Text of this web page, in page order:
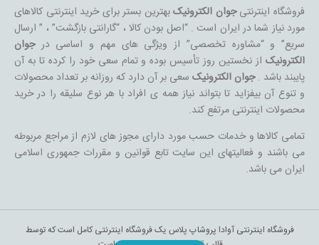
فروشگاه اینترنتیجوان الکترونیکبهترین بستر برای خرید اینترنتی کالاهای
مورد نیاز شما در ایران است . “اصل بودن کالا ، “گارانتی بازگشت” ، ” ارسال
سریع” و “مشاوره تخصصی” از ویژگی های مهم و اساسی درجوان
الکترونیکاز نخستین روز تأسیس بوده و تمام سعی خود را کرده تا به آن
پایبند باشد .جوان الکترونیکسعی بر آن دارد که روزانه بر تعداد محصولات
و تنوع آن بیفزاید تا بتواند نیاز همه ی افراد با هر نوع سلیقه را در خرید
محصولات اینترنتی مرتفع کند.
تمامی کالاها و خدمات حسب مورد دارای مجوز های لازم از مراجع مربوطه
می باشند و فعالیتهای این سایت تابع قوانین و مقررات جمهوری اسلامی
ایران می باشد.
فروشگاه اینترنتی آوادا پروشاپ پلاس یک فروشگاه اینترنتی کامل است که توسط